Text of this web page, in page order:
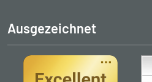
Ausgezeichnet